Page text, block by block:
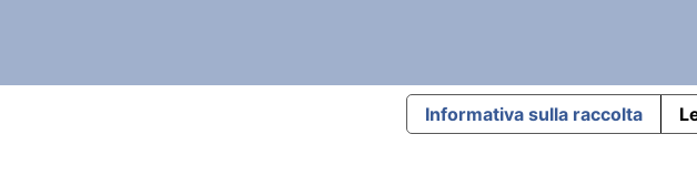
Informativa sulla raccolta